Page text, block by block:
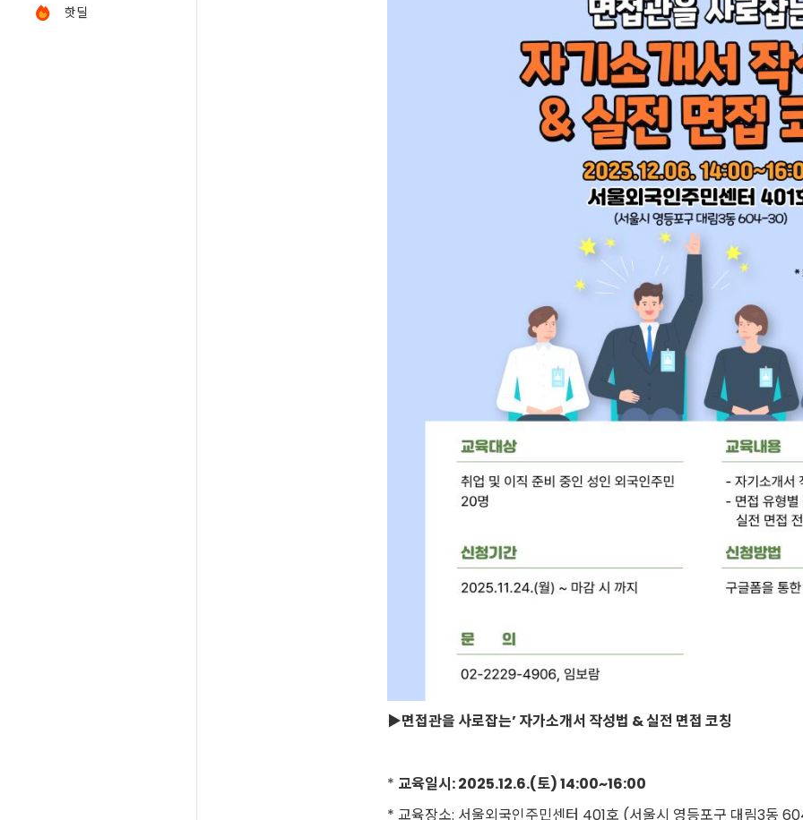
핫딜
▶면접관을 사로잡는’ 자가소개서 작성법 & 실전 면접 코칭
* 교육일시: 2025.12.6.(토) 14:00~16:00
* 교육장소: 서울외국인주민센터 401호 (서울시 영등포구 대림3동